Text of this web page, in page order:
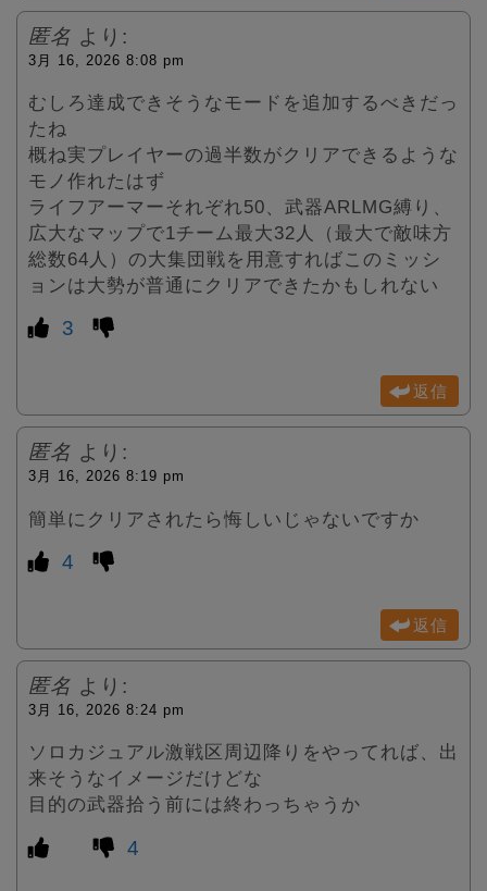
匿名 より:
3月 16, 2026 8:08 pm
むしろ達成できそうなモードを追加するべきだっ
たね
概ね実プレイヤーの過半数がクリアできるような
モノ作れたはず
ライフアーマーそれぞれ50、武器ARLMG縛り、
広大なマップで1チーム最大32人（最大で敵味方
総数64人）の大集団戦を用意すればこのミッシ
ョンは大勢が普通にクリアできたかもしれない
3
返信
匿名 より:
3月 16, 2026 8:19 pm
簡単にクリアされたら悔しいじゃないですか
4
返信
匿名 より:
3月 16, 2026 8:24 pm
ソロカジュアル激戦区周辺降りをやってれば、出
来そうなイメージだけどな
目的の武器拾う前には終わっちゃうか
4